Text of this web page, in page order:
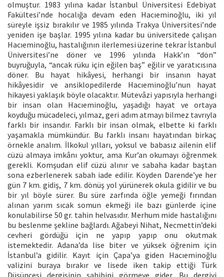
olmuştur. 1983 yılına kadar İstanbul Üniversitesi Edebiyat
Fakültesi’nde hocalığa devam eden Hacıeminoğlu, iki yıl
süreyle işsiz bırakılır ve 1985 yılında Trakya Üniversitesi’nde
yeniden işe başlar. 1995 yılına kadar bu üniversitede çalışan
Hacıeminoğlu, hastalığının ilerlemesi üzerine tekrar İstanbul
Üniversitesi’ne döner ve 1996 yılında Hakk’ın “dön”
buyruğuyla, “ancak rüku için eğilen baş” eğilir ve yaratıcısına
döner. Bu hayat hikâyesi, herhangi bir insanın hayat
hikâyesidir ve ansiklopedilerde Hacıeminoğlu’nun hayat
hikayesi yaklaşık böyle olacaktır. Mütevâzi yapısıyla herhangi
bir insan olan Hacıeminoğlu, yaşadığı hayat ve ortaya
koyduğu mücadeleci, yılmaz, geri adım atmayı bilmez tavrıyla
farklı bir insandır. Farklı bir insan olmak, elbette ki farklı
yaşamakla mümkündür. Bu farklı insanı hayatından birkaç
örnekle analım. İlkokul yılları, yoksul ve babasız ailenin elif
cüzü almaya imkânı yoktur, ama Kur’an okumayı öğrenmek
gerekli. Komşudan elif cüzü alınır ve sabaha kadar baştan
sona ezberlenerek sabah iade edilir. Köyden Darende’ye her
gün 7 km. gidiş, 7 km. dönüş yol yürünerek okula gidilir ve bu
bir yıl böyle sürer. Bu süre zarfında öğle yemeği fırından
alınan yarım sıcak somun ekmeği ile bazı günlerde içine
konulabilirse 50 gr. tahin helvasıdır. Merhum mide hastalığını
bu beslenme şekline bağlardı. Ağabeyi Nihat, Necmettin’deki
cevheri gördüğü için ne yapıp yapıp onu okutmak
istemektedir. Adana’da lise biter ve yüksek öğrenim için
İstanbul’a gidilir. Kayıt için Çapa’ya giden Hacıeminoğlu
valizini buraya bırakır ve lisede iken takip ettiği Türk
Düşüncesi dergisinin sahibini görmeye gider. Bu dergiyi